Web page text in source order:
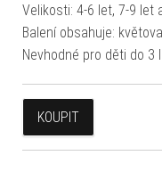
Velikosti: 4-6 let, 7-9 let
Balení obsahuje:
Nevhodné pro děti do 3
KOUPIT